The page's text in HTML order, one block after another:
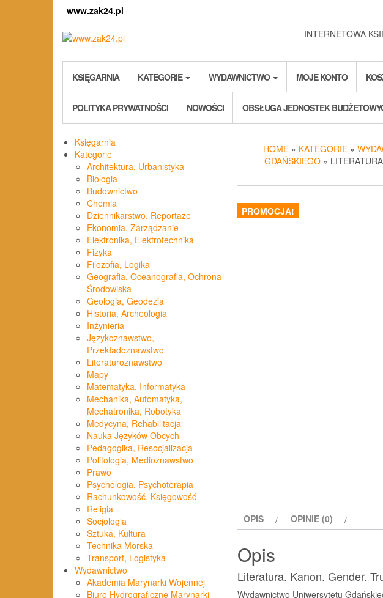
www.zak24.pl
INTERNETOWA
KSIĘGARNIA KATEGORIE WYDAWNICTWO MOJE KONTO
POLITYKA PRYWATNOŚCI NOWOŚCI OBSŁUGA JEDNOSTEK
Księgarnia
Kategorie
Architektura, Urbanistyka
Biologia
Budownictwo
Chemia
Dziennikarstwo, Reportaże
Ekonomia, Zarządzanie
Elektronika, Elektrotechnika
Fizyka
Filozofia, Logika
Geografia, Oceanografia, Ochrona
Środowiska
Geologia, Geodezja
Historia, Archeologia
Inżynieria
Językoznawstwo,
Przekładoznawstwo
Literaturoznawstwo
Mapy
Matematyka, Informatyka
Mechanika, Automatyka,
Mechatronika, Robotyka
Medycyna, Rehabilitacja
Nauka Języków Obcych
Pedagogika, Resocjalizacja
Politologia, Medioznawstwo
Prawo
Psychologia, Psychoterapia
Rachunkowość, Księgowość
Religia
Socjologia
Sztuka, Kultura
Technika Morska
Transport, Logistyka
Wydawnictwo
Akademia Marynarki Wojennej
Biuro Hydrograficzne Marynarki
HOME » KATEGORIE »
GDAŃSKIEGO »
PROMOCJA!
OPIS OPINIE (0)
Opis
Literatura. Kanon. Gender.
Wydawnictwo Uniwersytetu